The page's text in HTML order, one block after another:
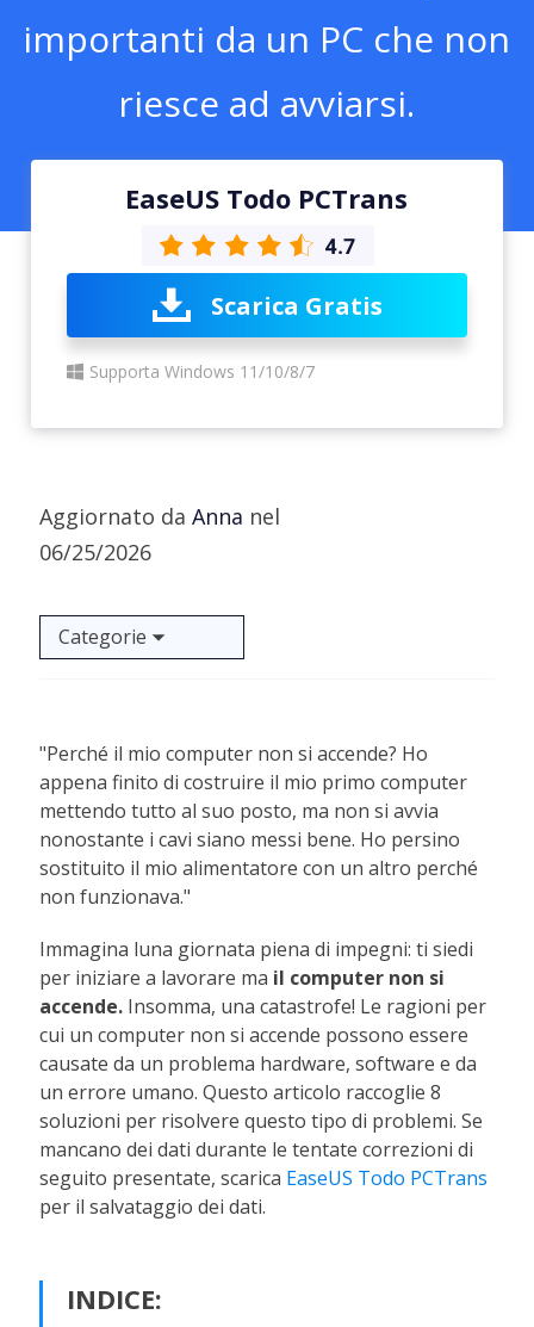
importanti da un PC che non
riesce ad avviarsi.
EaseUS Todo PCTrans
Scarica Gratis
Supporta Windows 11/10/8/7
Aggiornato daAnna nel
06/25/2026
Categorie
"Perché il mio computer non si accende? Ho
appena finito di costruire il mio primo computer
mettendo tutto al suo posto, ma non si avvia
nonostante i cavi siano messi bene. Ho persino
sostituito il mio alimentatore con un altro perché
non funzionava."
Immagina luna giornata piena di impegni: ti siedi
per iniziare a lavorare ma il computer non si
accende. Insomma, una catastrofe! Le ragioni per
cui un computer non si accende possono essere
causate da un problema hardware, software e da
un errore umano. Questo articolo raccoglie 8
soluzioni per risolvere questo tipo di problemi. Se
mancano dei dati durante le tentate correzioni di
seguito presentate, scarica EaseUS Todo PCTrans
per il salvataggio dei dati.
INDICE: